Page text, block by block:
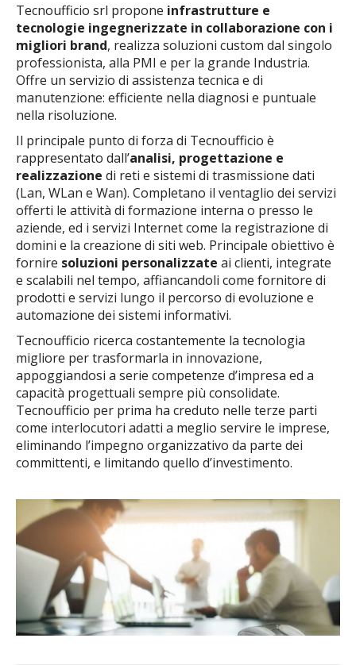
Tecnoufficio srl propone infrastrutture e
tecnologie ingegnerizzate in collaborazione con i
migliori brand, realizza soluzioni custom dal singolo
professionista, alla PMI e per la grande Industria.
Offre un servizio di assistenza tecnica e di
manutenzione: efficiente nella diagnosi e puntuale
nella risoluzione.
Il principale punto di forza di Tecnoufficio è
rappresentato dall’analisi, progettazione e
realizzazione di reti e sistemi di trasmissione dati
(Lan, WLan e Wan). Completano il ventaglio dei servizi
offerti le attività di formazione interna o presso le
aziende, ed i servizi Internet come la registrazione di
domini e la creazione di siti web. Principale obiettivo è
fornire soluzioni personalizzate ai clienti, integrate
e scalabili nel tempo, affiancandoli come fornitore di
prodotti e servizi lungo il percorso di evoluzione e
automazione dei sistemi informativi.
Tecnoufficio ricerca costantemente la tecnologia
migliore per trasformarla in innovazione,
appoggiandosi a serie competenze d’impresa ed a
capacità progettuali sempre più consolidate.
Tecnoufficio per prima ha creduto nelle terze parti
come interlocutori adatti a meglio servire le imprese,
eliminando l’impegno organizzativo da parte dei
committenti, e limitando quello d’investimento.